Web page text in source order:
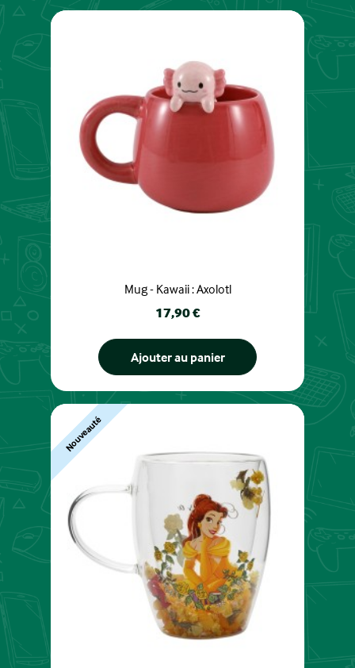
Mug - Kawaii : Axolotl
Prix
17,90 €
Ajouter au panier
Nouveauté